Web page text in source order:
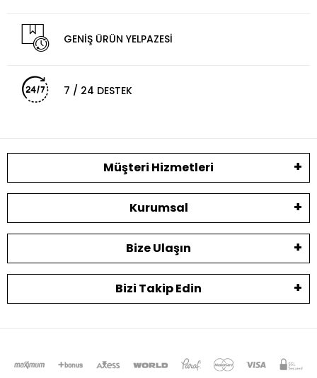
GENİŞ ÜRÜN YELPAZESİ
7 / 24 DESTEK
Müşteri Hizmetleri
Kurumsal
Bize Ulaşın
Bizi Takip Edin